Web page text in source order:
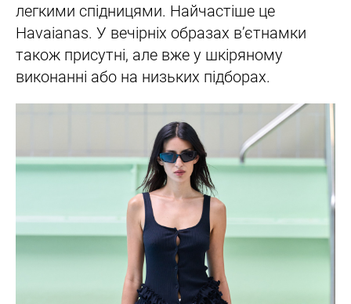
легкими спідницями. Найчастіше це
Havaianas. У вечірніх образах в’єтнамки
також присутні, але вже у шкіряному
виконанні або на низьких підборах.